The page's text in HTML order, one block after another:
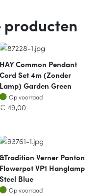
producten
HAY Common Pendant
Cord Set 4m (zonder
Lamp) Garden Green
Op voorraad
Op voorraad
€ 49,00
&Tradition Verner Panton
Flowerpot VP1 Hanglamp
Steel Blue
Op voorraad
Op voorraad